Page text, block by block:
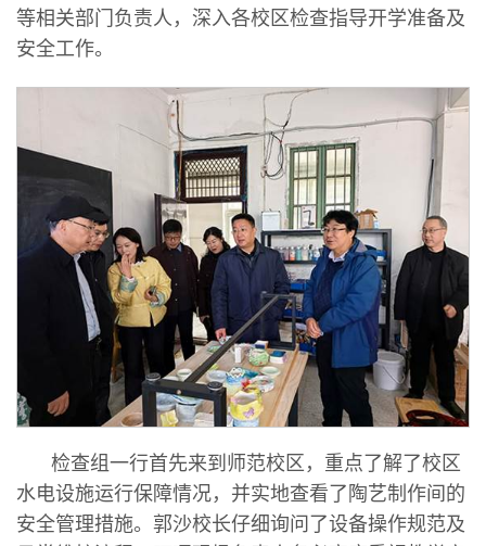
等相关部门负责人，深入各校区检查指导开学准备及
安全工作。
检查组一行首先来到师范校区，重点了解了校区
水电设施运行保障情况，并实地查看了陶艺制作间的
安全管理措施。郭沙校长仔细询问了设备操作规范及